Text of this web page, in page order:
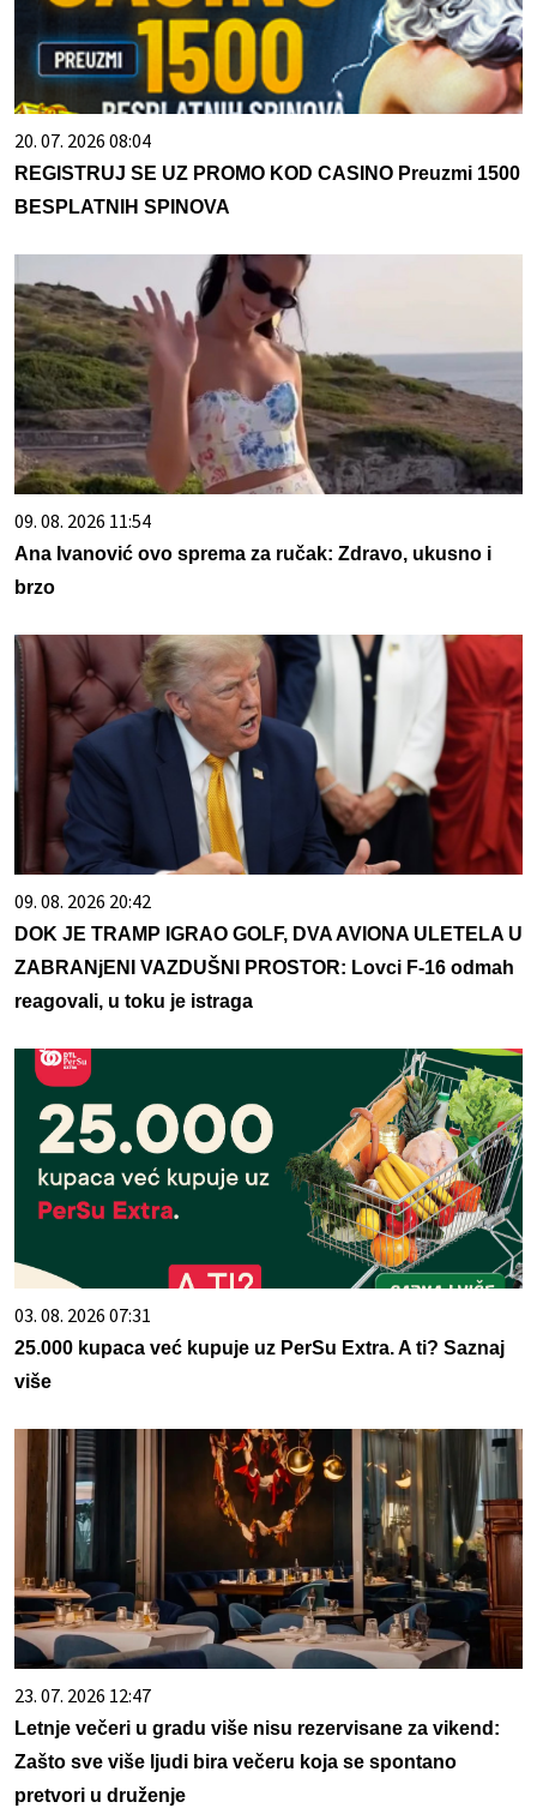
20. 07. 2026 08:04
REGISTRUJ SE UZ PROMO KOD CASINO Preuzmi 1500
BESPLATNIH SPINOVA
09. 08. 2026 11:54
Ana Ivanović ovo sprema za ručak: Zdravo, ukusno i
brzo
09. 08. 2026 20:42
DOK JE TRAMP IGRAO GOLF, DVA AVIONA ULETELA U
ZABRANjENI VAZDUŠNI PROSTOR: Lovci F-16 odmah
reagovali, u toku je istraga
03. 08. 2026 07:31
25.000 kupaca već kupuje uz PerSu Extra. A ti? Saznaj
više
23. 07. 2026 12:47
Letnje večeri u gradu više nisu rezervisane za vikend:
Zašto sve više ljudi bira večeru koja se spontano
pretvori u druženje